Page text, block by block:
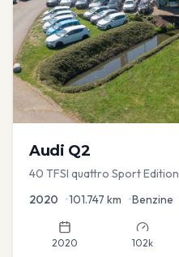
Audi Q2
40 TFSI quattro Sport Edition
2020 •101.747 km •Benzine
2020 102k